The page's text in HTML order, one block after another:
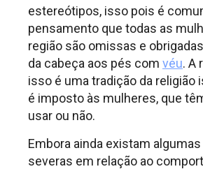
estereótipos, isso pois é
pensamento que todas as
região são omissas e
da cabeça aos pés com véu. A
isso é uma tradição da religião
é imposto às mulheres, que
usar ou não.
Embora ainda existam
severas em relação ao